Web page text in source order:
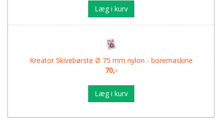
Læg i kurv
Kreator Skivebørste Ø 75 mm nylon - boremaskine
70,-
Læg i kurv